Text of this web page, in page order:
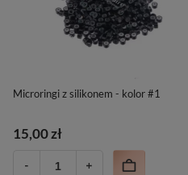
Microringi z silikonem - kolor #1
15,00 zł